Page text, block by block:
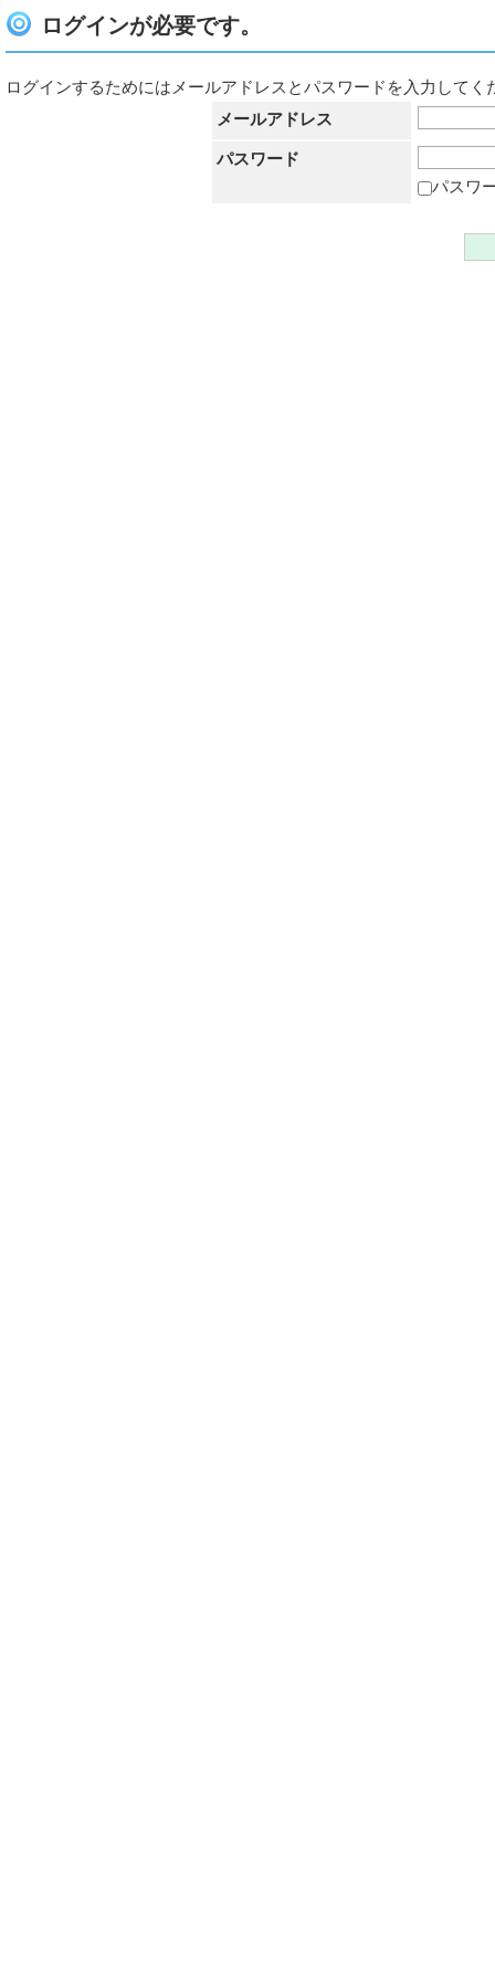
ログインが必要です。
ログインするためにはメールアドレスとパスワードを入力してく
メールアドレス
パスワード
パスワ